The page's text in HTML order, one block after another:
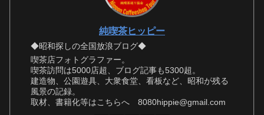
純喫茶ヒッピー
◆昭和探しの全国放浪ブログ◆
喫茶店フォトグラファー。
喫茶訪問は5000店超、ブログ記事も5300超。
建造物、公園遊具、大衆食堂、看板など、昭和が残る
風景の記録。
取材、書籍化等はこちらへ 8080hippie@gmail.com